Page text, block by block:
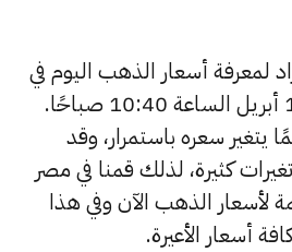
لمعرفة أسعار الذهب اليوم في
مصر ليوم الخميس 16 أبريل الساعة 10:40 صباحًا.
يتغير سعره باستمرار، وقد
كثيرة، لذلك قمنا في مصر
لأسعار الذهب الآن وفي هذا
أسعار الأعيرة.